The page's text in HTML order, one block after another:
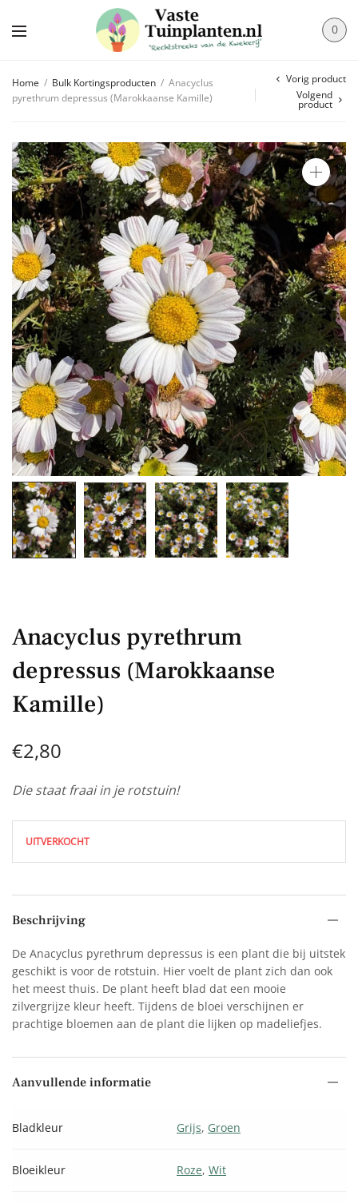
0
Home / Bulk Kortingsproducten / Anacyclus
pyrethrum depressus (Marokkaanse Kamille)
Vorig product
Volgend
product
Anacyclus pyrethrum
depressus (Marokkaanse
Kamille)
€2,80
Die staat fraai in je rotstuin!
UITVERKOCHT
Beschrijving
De Anacyclus pyrethrum depressus is een plant die bij uitstek
geschikt is voor de rotstuin. Hier voelt de plant zich dan ook
het meest thuis. De plant heeft blad dat een mooie
zilvergrijze kleur heeft. Tijdens de bloei verschijnen er
prachtige bloemen aan de plant die lijken op madeliefjes.
Aanvullende informatie
Bladkleur Grijs, Groen
Bloeikleur Roze,Wit